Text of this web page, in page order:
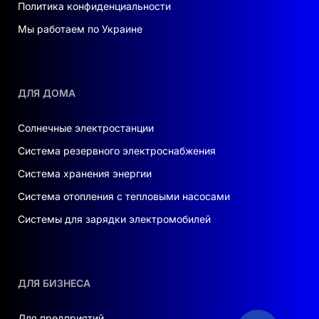
Политика конфиденциальности
Мы работаем по Украине
ДЛЯ ДОМА
Солнечные электростанции
Система резервного электроснабжения
Система хранения энергии
Система отопления с тепловыми насосами
Системы для зарядки электромобилей
ДЛЯ БИЗНЕСА